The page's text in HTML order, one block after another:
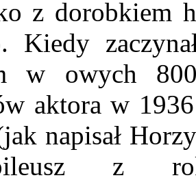
z dorobkiem
Kiedy
w owych
aktora w
napisał
z